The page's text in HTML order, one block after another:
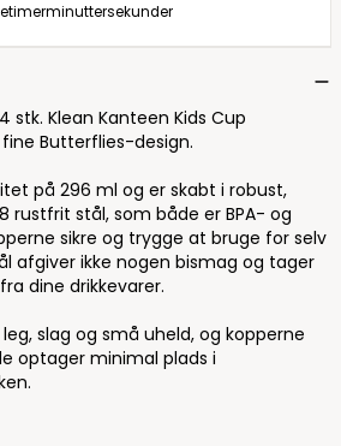
timerminuttersekunder
Klean Kanteen Kids Cup
Butterflies-design.
på 296 ml og er skabt i robust,
rustfrit stål, som både er BPA- og
sikre og trygge at bruge for selv
afgiver ikke nogen bismag og tager
dine drikkevarer.
slag og små uheld, og kopperne
optager minimal plads i